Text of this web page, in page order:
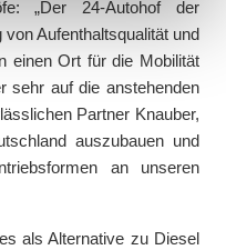
„Der 24-Autohof der
Aufenthaltsqualität und
einen Ort für die Mobilität
sehr auf die anstehenden
Partner Knauber,
auszubauen und
an unseren
als Alternative zu Diesel